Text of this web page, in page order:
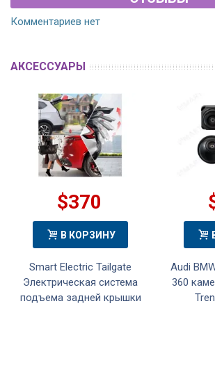
Комментариев нет
АКСЕССУАРЫ
$370
В КОРЗИНУ
Smart Electric Tailgate
Электрическая система
подъема задней крышки
Audi
360